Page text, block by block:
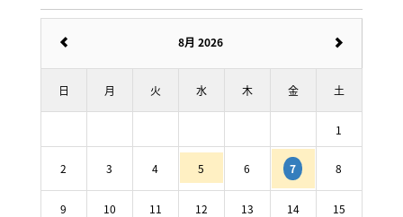
8月 2026
日 月 火 水 木 金 土
1
2 3 4 5 6 7 8
9 10 11 12 13 14 15